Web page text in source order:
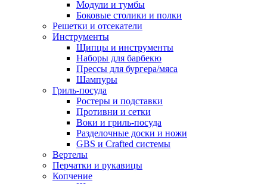
Модули и тумбы
Боковые столики и полки
Решетки и отсекатели
Инструменты
Щипцы и инструменты
Наборы для барбекю
Прессы для бургера/мяса
Шампуры
Гриль-посуда
Ростеры и подставки
Противни и сетки
Воки и гриль-посуда
Разделочные доски и ножи
GBS и Crafted системы
Вертелы
Перчатки и рукавицы
Копчение